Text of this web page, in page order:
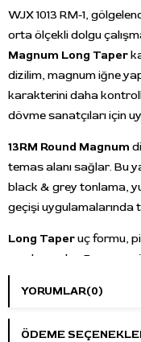
WJX 1013 RM-1,
orta ölçekli dolgu
Magnum Long Taper
dizilim, magnum iğne
karakterini daha
dövme sanatçıları için
13RM Round Magnum
temas alanı sağlar. Bu
black & grey tonlama,
geçişi uygulamalarında
Long Taperuç formu,
yardımcı olur. Bu
geçişleri daha yumuşak
dengeli çalışmak
sağlar.
YORUMLAR(0)
ÖDEME